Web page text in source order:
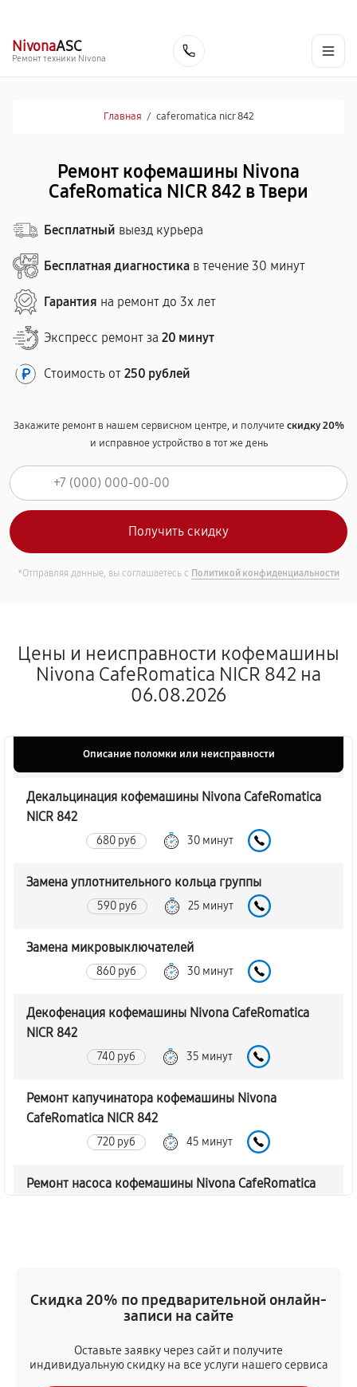
NivonaASC
Ремонт техники Nivona
Главная / caferomatica nicr 842
Ремонт кофемашины Nivona
CafeRomatica NICR 842 в Твери
Бесплатный выезд курьера
Бесплатная диагностика в течение 30 минут
Гарантия на ремонт до 3х лет
Экспресс ремонт за 20 минут
Стоимость от 250 рублей
Закажите ремонт в нашем сервисном центре, и получитескидку 20%
и исправное устройство в тот же день
*Отправляя данные, вы соглашаетесь с Политикой конфиденциальности
Цены и неисправности кофемашины
Nivona CafeRomatica NICR 842 на
06.08.2026
Описание поломки или неисправности
Декальцинация кофемашины Nivona CafeRomatica
NICR 842
680 руб 30 минут
Замена уплотнительного кольца группы
590 руб 25 минут
Замена микровыключателей
860 руб 30 минут
Декофенация кофемашины Nivona CafeRomatica
NICR 842
740 руб 35 минут
Ремонт капучинатора кофемашины Nivona
CafeRomatica NICR 842
720 руб 45 минут
Ремонт насоса кофемашины Nivona CafeRomatica
620 руб 45 минут
Чистка от кофейных масел
Скидка 20% по предварительной онлайн-
записи на сайте
Оставьте заявку через сайт и получите
индивидуальную скидку на все услуги нашего сервиса